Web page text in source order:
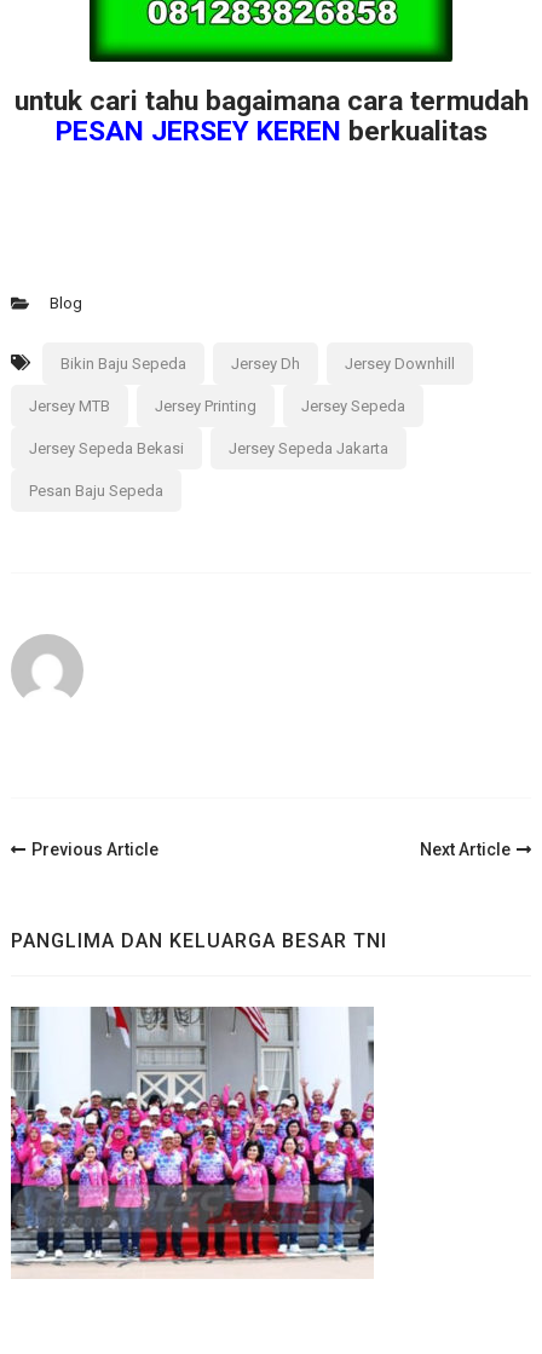
untuk cari tahu bagaimana cara termudah
PESAN JERSEY KEREN berkualitas
Blog
Bikin Baju Sepeda Jersey Dh Jersey Downhill
Jersey MTB Jersey Printing Jersey Sepeda
Jersey Sepeda Bekasi Jersey Sepeda Jakarta
Pesan Baju Sepeda
Post
Previous Article Next Article
PANGLIMA DAN KELUARGA BESAR TNI